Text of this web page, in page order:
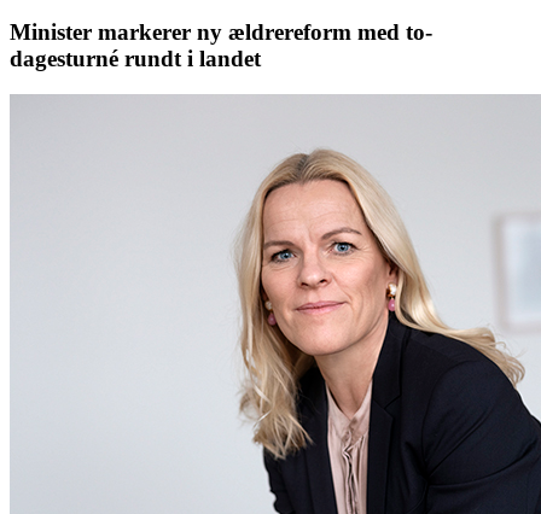
Minister markerer ny ældrereform med to-
dagesturné rundt i landet